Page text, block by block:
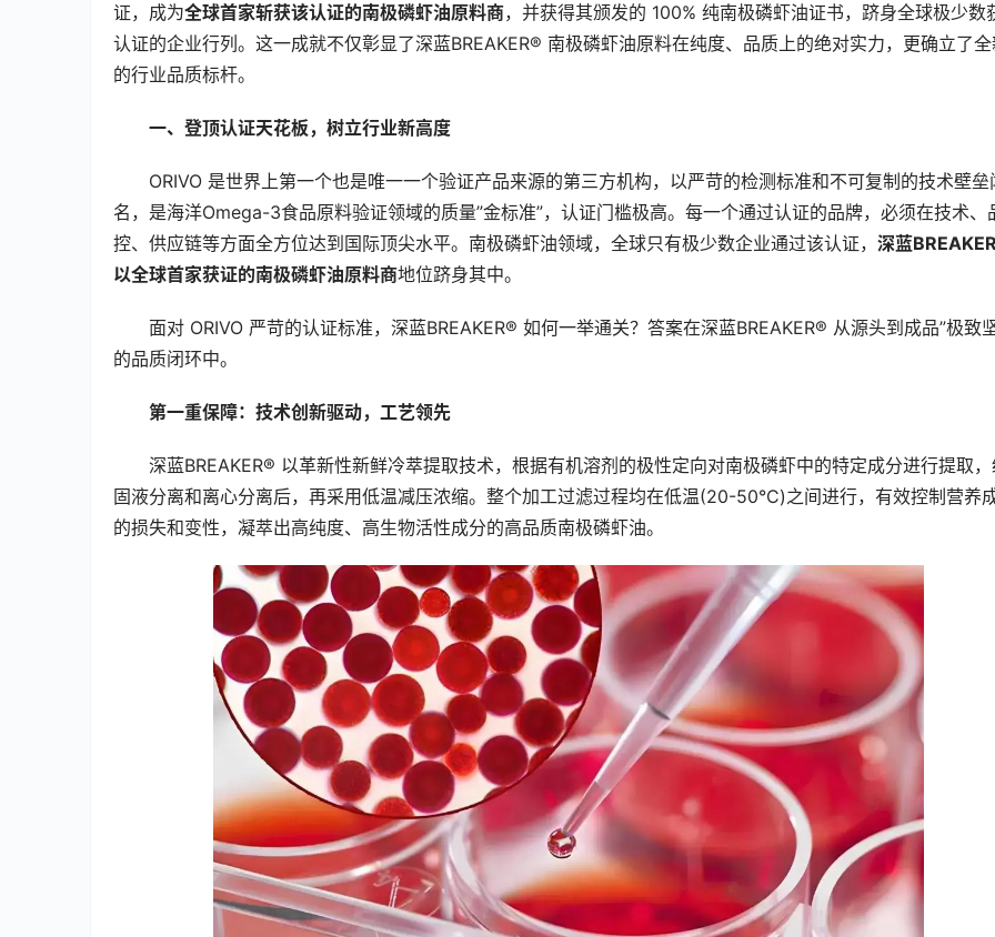
证，成为全球首家斩获该认证的南极磷虾油原料商，并获得其颁发的 100% 纯南极磷虾油证书，跻身全球极少数
认证的企业行列。这一成就不仅彰显了深蓝BREAKER® 南极磷虾油原料在纯度、品质上的绝对实力，更确立了
的行业品质标杆。
一、登顶认证天花板，树立行业新高度
ORIVO 是世界上第一个也是唯一一个验证产品来源的第三方机构，以严苛的检测标准和不可复制的技术壁垒
名，是海洋Omega-3食品原料验证领域的质量”金标准”，认证门槛极高。每一个通过认证的品牌，必须在技术、
控、供应链等方面全方位达到国际顶尖水平。南极磷虾油领域，全球只有极少数企业通过该认证， 深蓝
以全球首家获证的南极磷虾油原料商地位跻身其中。
面对 ORIVO 严苛的认证标准，深蓝BREAKER® 如何一举通关？答案在深蓝BREAKER® 从源头到成品”极致
的品质闭环中。
第一重保障：技术创新驱动，工艺领先
深蓝BREAKER® 以革新性新鲜冷萃提取技术，根据有机溶剂的极性定向对南极磷虾中的特定成分进行提取
固液分离和离心分离后，再采用低温减压浓缩。整个加工过滤过程均在低温(20-50°C)之间进行，有效控制营养
的损失和变性，凝萃出高纯度、高生物活性成分的高品质南极磷虾油。